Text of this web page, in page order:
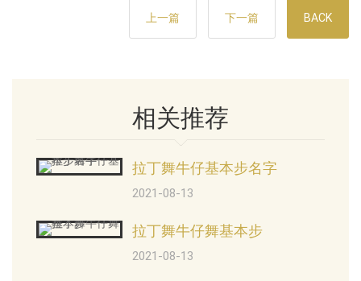
上一篇 下一篇 BACK
相关推荐
拉丁舞牛仔基本步名字
2021-08-13
拉丁舞牛仔舞基本步
2021-08-13